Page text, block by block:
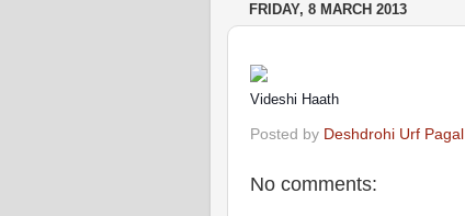
FRIDAY, 8 MARCH 2013
Videshi Haath
Posted by Deshdrohi Urf Pagal
No comments: